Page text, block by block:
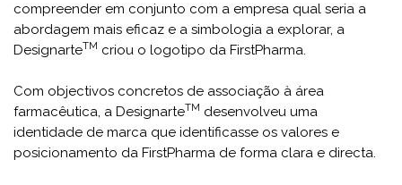
compreender em conjunto com a empresa qual seria a
abordagem mais eficaz e a simbologia a explorar, a
DesignarteTM criou o logotipo da FirstPharma.
Com objectivos concretos de associação à área
farmacêutica, a DesignarteTM desenvolveu uma
identidade de marca que identificasse os valores e
posicionamento da FirstPharma de forma clara e directa.